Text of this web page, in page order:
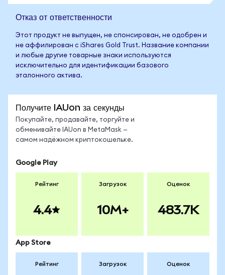
Отказ от ответственности
Этот продукт не выпущен, не спонсирован, не одобрен и
не аффилирован с iShares Gold Trust. Название компании
и любые другие товарные знаки используются
исключительно для идентификации базового
эталонного актива.
Получите IAUon за секунды
Покупайте, продавайте, торгуйте и
обменивайте IAUon в MetaMask —
самом надёжном криптокошельке.
Google Play
Рейтинг
4.4
Загрузок
10M+
Оценок
483.7K
App Store
Рейтинг Загрузок Оценок